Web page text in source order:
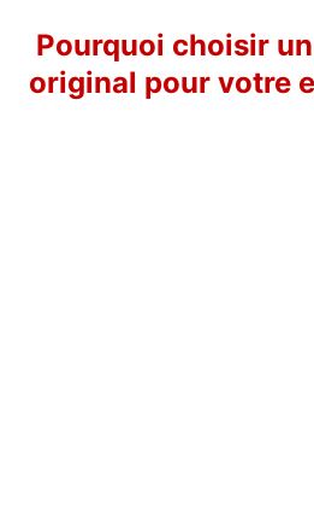
Pourquoi choisir
original pour votre